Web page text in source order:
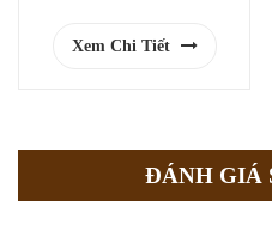
Xem Chi Tiết
ĐÁNH GIÁ